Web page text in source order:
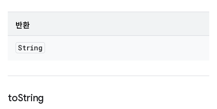
반환
String
toString